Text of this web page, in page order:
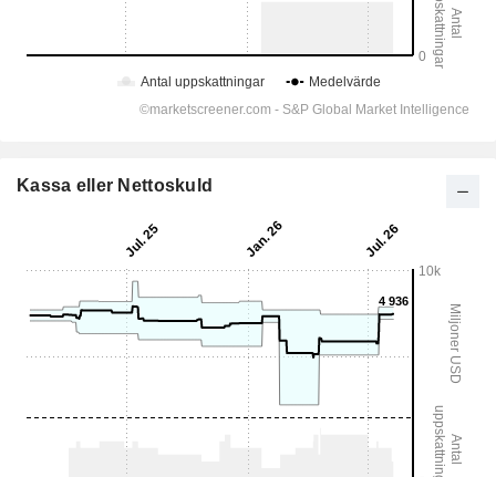
Kassa eller Nettoskuld